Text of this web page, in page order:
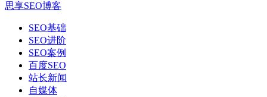
思享SEO博客
SEO基础
SEO进阶
SEO案例
百度SEO
站长新闻
自媒体